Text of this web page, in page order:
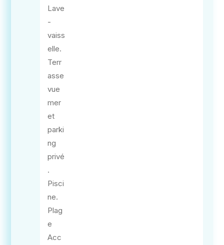
Lave
-
vaiss
elle.
Terr
asse
vue
mer
et
parki
ng
privé
.
Pisci
ne.
Plag
e
Acc